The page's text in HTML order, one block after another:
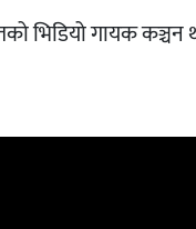
भिडियो गायक